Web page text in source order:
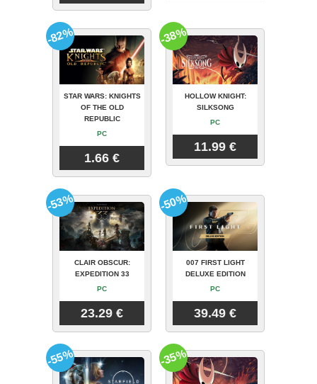
STAR WARS: KNIGHTS
OF THE OLD
REPUBLIC
PC
1.66 €
-82%
HOLLOW KNIGHT:
SILKSONG
PC
11.99 €
-38%
CLAIR OBSCUR:
EXPEDITION 33
PC
23.29 €
-53%
007 FIRST LIGHT
DELUXE EDITION
PC
39.49 €
-50%
-55% -35%